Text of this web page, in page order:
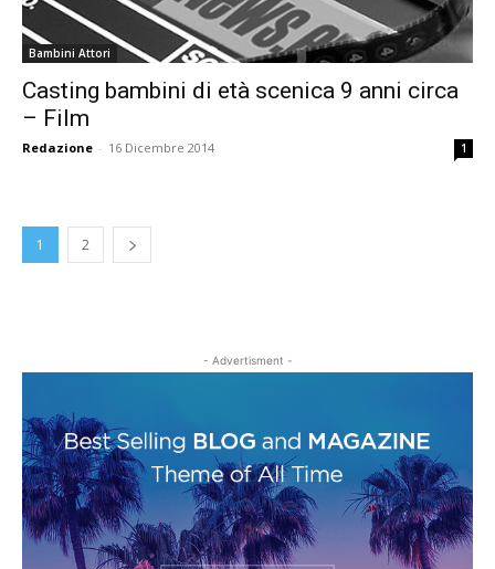
Bambini Attori
Casting bambini di età scenica 9 anni circa
– Film
Redazione - 16 Dicembre 2014 1
1 2
- Advertisment -